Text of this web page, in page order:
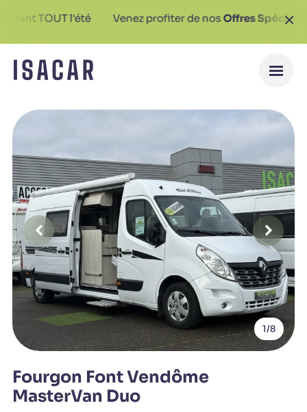
TOUT l'été Venez profiter de nosOffres Spécialessur
1/8
Fourgon Font Vendôme
MasterVan Duo